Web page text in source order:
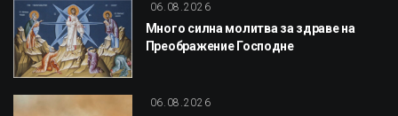
06.08.2026
Много силна молитва за здраве на
Преображение Господне
06.08.2026